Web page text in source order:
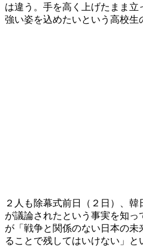
は違う。手を高く上げたまま
強い姿を込めたいという高校生
２人も除幕式前日（２日）、
が議論されたという事実を知
が「戦争と関係のない日本の
ることで残してはいけない」